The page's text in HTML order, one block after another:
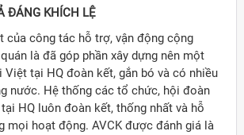
ĐÁNG KHÍCH LỆ
của công tác hỗ trợ, vận động cộng
là đã góp phần xây dựng nên một
Việt tại HQ đoàn kết, gắn bó và có nhiều
nước. Hệ thống các tổ chức, hội đoàn
HQ luôn đoàn kết, thống nhất và hỗ
mọi hoạt động. AVCK được đánh giá là